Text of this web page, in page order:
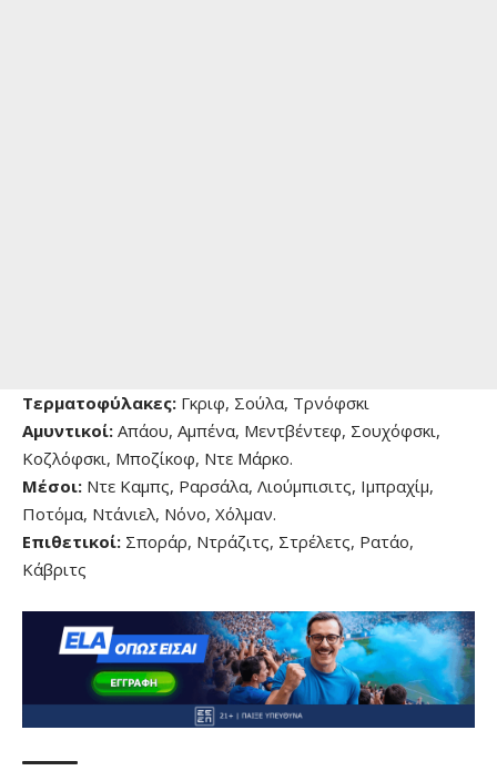
Τερματοφύλακες: Γκριφ, Σούλα, Τρνόφσκι
Αμυντικοί: Απάου, Αμπένα, Μεντβέντεφ, Σουχόφσκι,
Κοζλόφσκι, Μποζίκοφ, Ντε Μάρκο.
Μέσοι: Ντε Καμπς, Ραρσάλα, Λιούμπισιτς, Ιμπραχίμ,
Ποτόμα, Ντάνιελ, Νόνο, Χόλμαν.
Επιθετικοί: Σποράρ, Ντράζιτς, Στρέλετς, Ρατάο,
Κάβριτς